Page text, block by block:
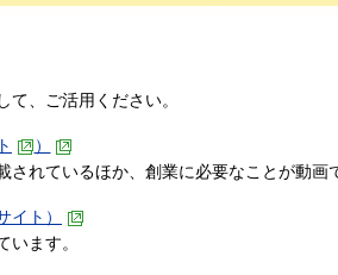
、ご活用ください。
）
れているほか、創業に必要なことが動画
ト）
ます。